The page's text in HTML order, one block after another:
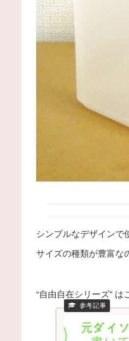
シンプルなデザインで
サイズの種類が豊富な
“自由自在シリーズ” は